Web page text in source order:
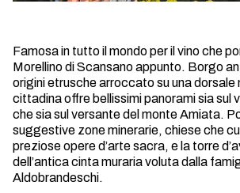
Famosa in tutto il mondo per il vino che
Morellino di Scansano appunto. Borgo
origini etrusche arroccato su una dorsale
cittadina offre bellissimi panorami sia sul
che sia sul versante del monte Amiata.
suggestive zone minerarie, chiese che
preziose opere d’arte sacra, e la torre
dell’antica cinta muraria voluta dalla
Aldobrandeschi.